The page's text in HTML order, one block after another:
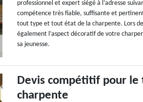
professionnel et expert siégé à l’adresse
compétence très fiable, suffisante et
tout type et tout état de la charpente. Lors
également l’aspect décoratif de votre
sa jeunesse.
Devis compétitif pour
charpente